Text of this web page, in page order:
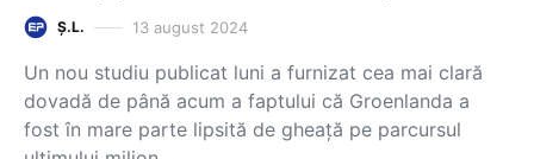
Ș.L. 13 august 2024
Un nou studiu publicat luni a furnizat cea mai clară
dovadă de până acum a faptului că Groenlanda a
fost în mare parte lipsită de gheaţă pe parcursul